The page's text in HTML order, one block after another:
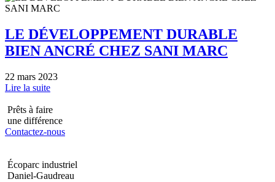
LE DÉVELOPPEMENT DURABLE
BIEN ANCRÉ CHEZ SANI MARC
22 mars 2023
Lire la suite
Prêts à faire
une différence
Contactez-nous
Écoparc industriel
Daniel-Gaudreau